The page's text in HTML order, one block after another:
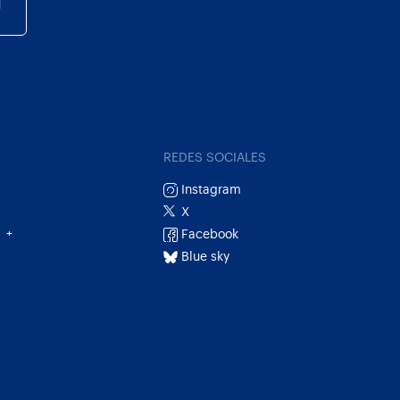
+
REDES SOCIALES
Instagram
X
Facebook
Blue sky